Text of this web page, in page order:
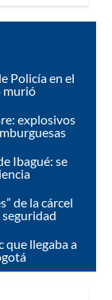
Policía en el
murió
explosivos
Ibagué: se
de la cárcel
que llegaba a